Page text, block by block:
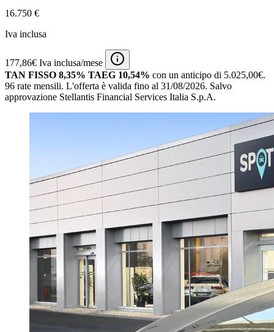
16.750 €
Iva inclusa
177,86€ Iva inclusa/mese
TAN FISSO 8,35% TAEG 10,54% con un anticipo di 5.025,00€.
96 rate mensili. L'offerta è valida fino al 31/08/2026. Salvo
approvazione Stellantis Financial Services Italia S.p.A.